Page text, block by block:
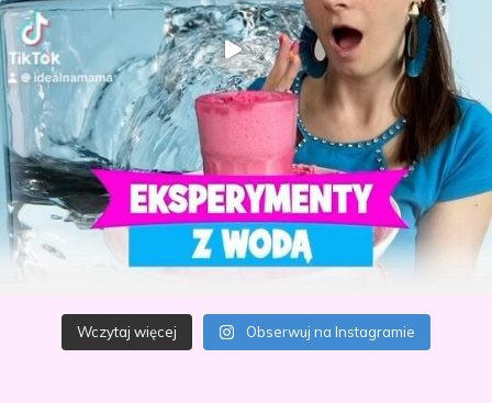
Wczytaj więcej Obserwuj na Instagramie